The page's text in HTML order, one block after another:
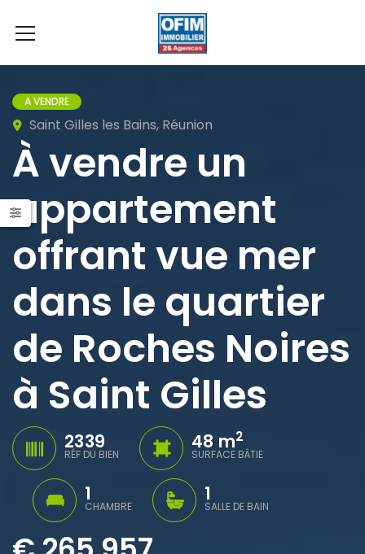
A VENDRE
Saint Gilles les Bains, Réunion
À vendre un
appartement
offrant vue mer
dans le quartier
de Roches Noires
à Saint Gilles
2339
RÉF DU BIEN
48 m2
SURFACE BÂTIE
1
CHAMBRE
1
SALLE DE BAIN